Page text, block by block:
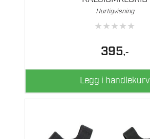
Hurtigvisning
★★★★★
395,-
Legg i handlekurv